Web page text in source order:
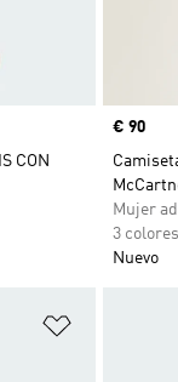
CON
Precio
€ 90
Mujer
3 colores
Nuevo
Añadir a la